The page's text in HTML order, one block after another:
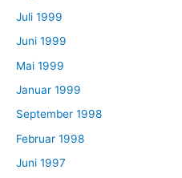
Juli 1999
Juni 1999
Mai 1999
Januar 1999
September 1998
Februar 1998
Juni 1997